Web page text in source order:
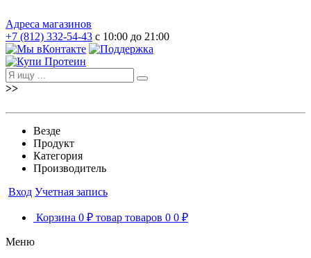
Адреса магазинов
+7 (812) 332-54-43 с 10:00 до 21:00
>>
Везде
Продукт
Категория
Производитель
Вход Учетная запись
Корзина 0 ₽ товар товаров 0 0 ₽
Меню